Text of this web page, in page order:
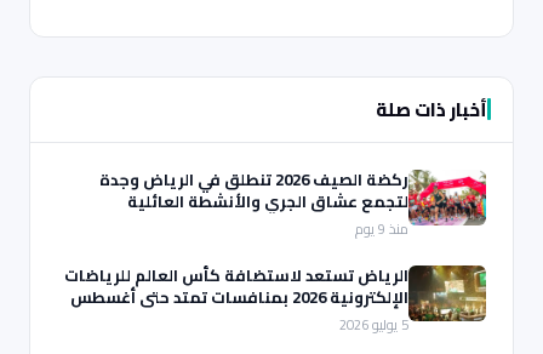
أخبار ذات صلة
ركضة الصيف 2026 تنطلق في الرياض وجدة
لتجمع عشاق الجري والأنشطة العائلية
منذ 9 يوم
الرياض تستعد لاستضافة كأس العالم للرياضات
الإلكترونية 2026 بمنافسات تمتد حتى أغسطس
5 يوليو 2026